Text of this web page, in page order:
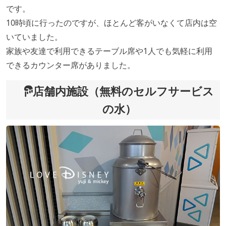
です。
10時頃に行ったのですが、ほとんど客がいなくて店内は空
いていました。
家族や友達で利用できるテーブル席や1人でも気軽に利用
できるカウンター席がありました。
店舗内施設（無料のセルフサービス
の水）